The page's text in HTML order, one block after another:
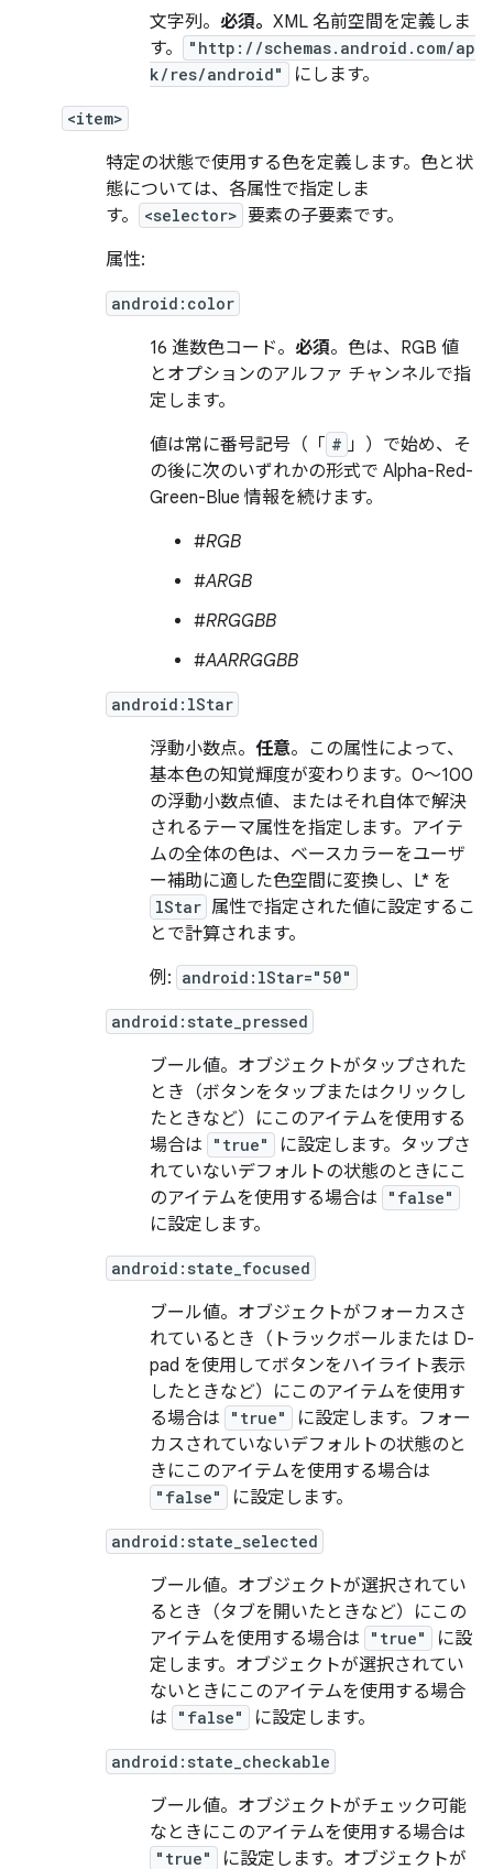
文字列。 必須。 XML 名前空間を定義しま
す。
"http://schemas.android.com/ap
k/res/android"
にします。
<item>
特定の状態で使用する色を定義します。色と状
態については、各属性で指定しま
す。
<selector> 要素の子要素です。
属性:
android:color
16 進数色コード。 必須。色は、RGB 値
とオプションのアルファ チャンネルで指
定します。
値は常に番号記号（「 # 」）で始め、そ
の後に次のいずれかの形式で Alpha-Red-
Green-Blue 情報を続けます。
#RGB
#ARGB
#RRGGBB
#AARRGGBB
android:lStar
浮動小数点。 任意。この属性によって、
基本色の知覚輝度が変わります。0～100
の浮動小数点値、またはそれ自体で解決
されるテーマ属性を指定します。アイテ
ムの全体の色は、ベースカラーをユーザ
ー補助に適した色空間に変換し、L* を
lStar 属性で指定された値に設定するこ
とで計算されます。
例: android:lStar="50"
android:state_pressed
ブール値。オブジェクトがタップされた
とき（ボタンをタップまたはクリックし
たときなど）にこのアイテムを使用する
場合は
"true"
に設定します。タップさ
れていないデフォルトの状態のときにこ
のアイテムを使用する場合は
"false"
に設定します。
android:state_focused
ブール値。オブジェクトがフォーカスさ
れているとき（トラックボールまたは D-
pad を使用してボタンをハイライト表示
したときなど）にこのアイテムを使用す
る場合は
"true"
に設定します。フォー
カスされていないデフォルトの状態のと
きにこのアイテムを使用する場合は
"false" に設定します。
android:state_selected
ブール値。オブジェクトが選択されてい
るとき（タブを開いたときなど）にこの
アイテムを使用する場合は
"true"
に設
定します。オブジェクトが選択されてい
ないときにこのアイテムを使用する場合
は
"false" に設定します。
android:state_checkable
ブール値。オブジェクトがチェック可能
なときにこのアイテムを使用する場合は
"true" に設定します。オブジェクトが